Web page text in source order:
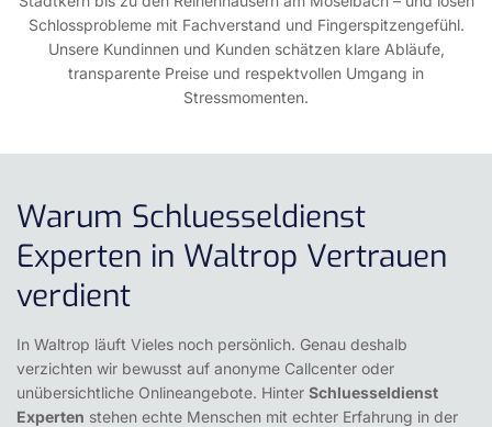
Schlossprobleme mit Fachverstand und Fingerspitzengefühl.
Unsere Kundinnen und Kunden schätzen klare Abläufe,
transparente Preise und respektvollen Umgang in
Stressmomenten.
Warum Schluesseldienst
Experten in Waltrop Vertrauen
verdient
In Waltrop läuft Vieles noch persönlich. Genau deshalb
verzichten wir bewusst auf anonyme Callcenter oder
unübersichtliche Onlineangebote. Hinter Schluesseldienst
Experten stehen echte Menschen mit echter Erfahrung in der